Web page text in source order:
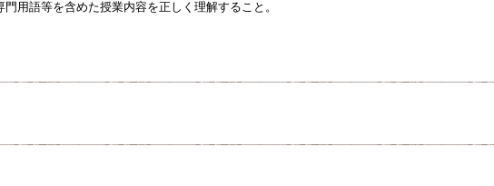
用語等を含めた授業内容を正しく理解すること。